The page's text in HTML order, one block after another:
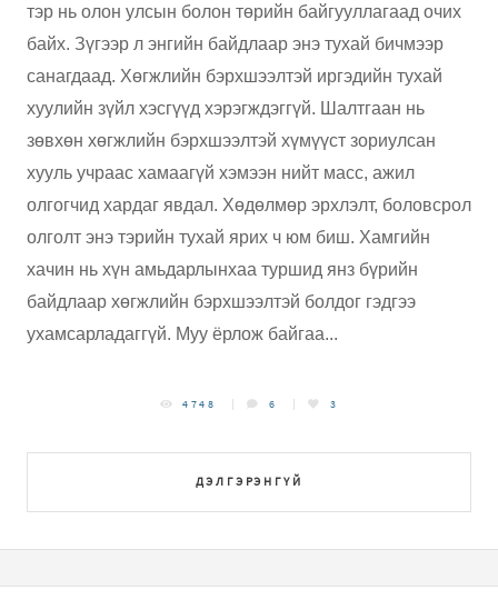
тэр нь олон улсын болон төрийн байгууллагаад очих
байх. Зүгээр л энгийн байдлаар энэ тухай бичмээр
санагдаад. Хөгжлийн бэрхшээлтэй иргэдийн тухай
хуулийн зүйл хэсгүүд хэрэгждэггүй. Шалтгаан нь
зөвхөн хөгжлийн бэрхшээлтэй хүмүүст зориулсан
хууль учраас хамаагүй хэмээн нийт масс, ажил
олгогчид хардаг явдал. Хөдөлмөр эрхлэлт, боловсрол
олголт энэ тэрийн тухай ярих ч юм биш. Хамгийн
хачин нь хүн амьдарлынхаа туршид янз бүрийн
байдлаар хөгжлийн бэрхшээлтэй болдог гэдгээ
ухамсарладаггүй. Муу ёрлож байгаа...
ДЭЛГЭРЭНГҮЙ
4748 6 3